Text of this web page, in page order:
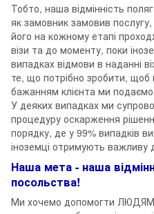
Тобто, наша відмінність
як замовник замовив
його на кожному етапі
візи та до моменту, поки
випадках відмови в наданні
те, що потрібно зробити, щоб
бажанням клієнта ми
У деяких випадках ми
процедуру оскарження
порядку, де у 99% випадків
іноземці отримують важливу
Наша мета - наша
посольства!
Ми хочемо допомогти